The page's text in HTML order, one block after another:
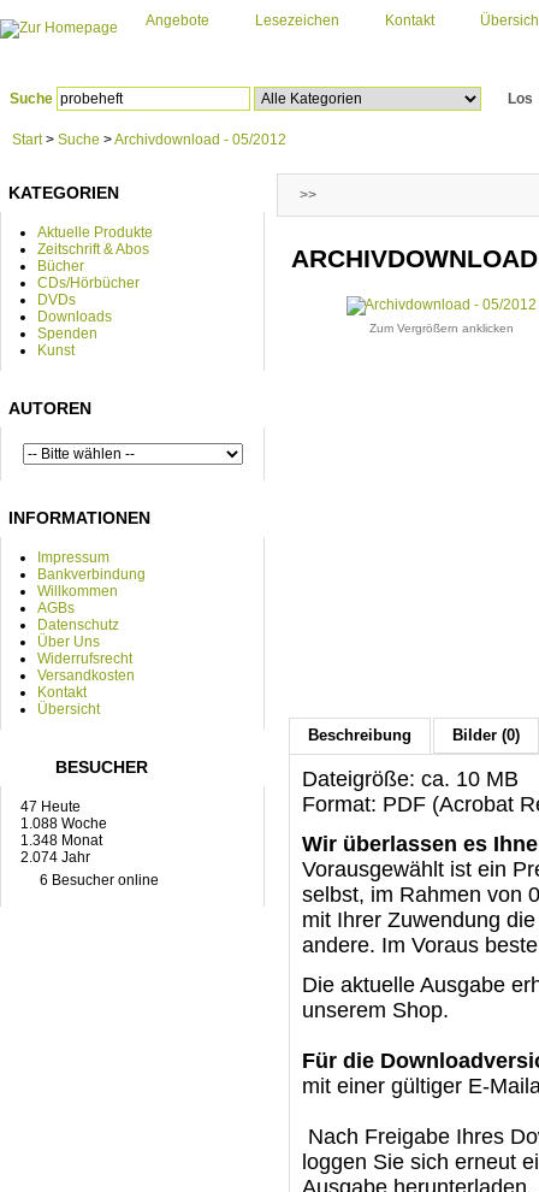
Angebote Lesezeichen Kontakt
Suche Los
Start> Suche >Archivdownload - 05/2012
KATEGORIEN
Aktuelle Produkte
Zeitschrift & Abos
Bücher
CDs/Hörbücher
DVDs
Downloads
Spenden
Kunst
AUTOREN
INFORMATIONEN
Impressum
Bankverbindung
Willkommen
AGBs
Datenschutz
Über Uns
Widerrufsrecht
Versandkosten
Kontakt
Übersicht
BESUCHER
47 Heute
1.088 Woche
1.348 Monat
2.074 Jahr
6 Besucher online
>>
Zum Vergrößern anklicken
Beschreibung Bilder (0)
Dateigröße: ca. 10 MB
Format: PDF (Acrobat
Wir überlassen es
Vorausgewählt ist ein
selbst, im Rahmen von
mit Ihrer Zuwendung
andere. Im Voraus
Die aktuelle Ausgabe
unserem Shop.
Für die
mit einer gültiger E-
Nach Freigabe Ihres
loggen Sie sich erneut
Ausgabe herunterladen.